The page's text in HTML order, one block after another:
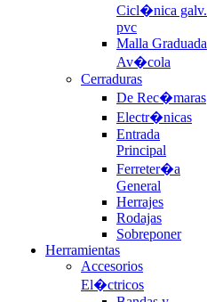
Cicl�nica galv.
pvc
Malla Graduada
Av�cola
Cerraduras
De Rec�maras
Electr�nicas
Entrada
Principal
Ferreter�a
General
Herrajes
Rodajas
Sobreponer
Herramientas
Accesorios
El�ctricos